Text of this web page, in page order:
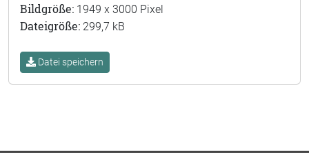
Bildgröße: 1949 x 3000 Pixel
Dateigröße: 299,7 kB
Datei speichern